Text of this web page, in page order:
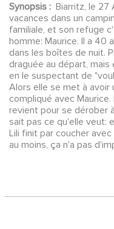
Synopsis : Biarritz, le 27
vacances dans un
familiale, et son refuge
homme: Maurice. Il a 40
dans les boîtes de nuit.
draguée au départ,
en le suspectant de
Alors elle se met à
compliqué avec
revient pour se dérober
sait pas ce qu'elle veut:
Lili finit par coucher
au moins, ça n'a pas